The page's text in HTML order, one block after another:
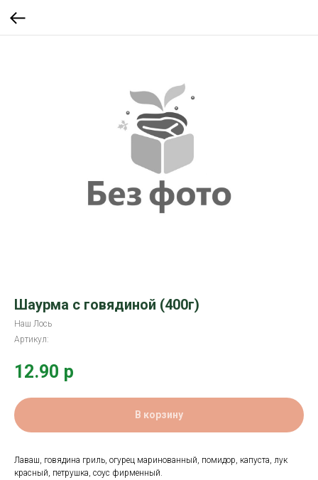
Шаурма с говядиной (400г)
Наш Лось
Артикул:
12.90 р
В корзину
Лаваш, говядина гриль, огурец маринованный, помидор, капуста, лук
красный, петрушка, соус фирменный.